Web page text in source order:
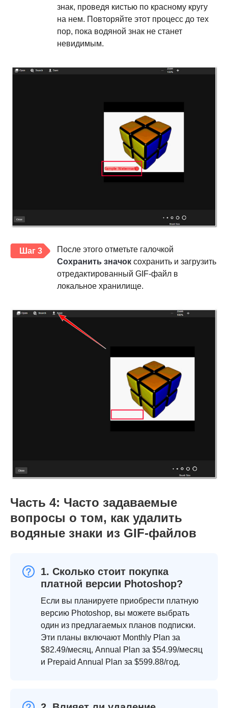
знак, проведя кистью по красному кругу
на нем. Повторяйте этот процесс до тех
пор, пока водяной знак не станет
невидимым.
Шаг 3
После этого отметьте галочкой
Сохранить значок сохранить и загрузить
отредактированный GIF-файл в
локальное хранилище.
Часть 4: Часто задаваемые
вопросы о том, как удалить
водяные знаки из GIF-файлов
1. Сколько стоит покупка
платной версии Photoshop?
Если вы планируете приобрести платную
версию Photoshop, вы можете выбрать
один из предлагаемых планов подписки.
Эти планы включают Monthly Plan за
$82.49/месяц, Annual Plan за $54.99/месяц
и Prepaid Annual Plan за $599.88/год.